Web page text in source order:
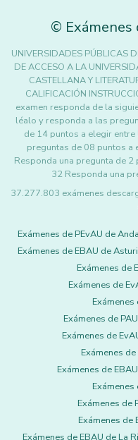
© Exámenes
UNIVERSIDADES PÚBLICAS
DE ACCESO A LA
CASTELLANA Y
CALIFICACIÓN
examen responda de la
léalo y responda a las
de 14 puntos a elegir
preguntas de 08 puntos
Responda una pregunta de
32 Responda una
37.277.803 exámenes
Exámenes de PEvAU de
Exámenes de EBAU de
Exámenes de
Exámenes de
Exámenes
Exámenes de
Exámenes de
Exámenes
Exámenes de
Exámenes de
Exámenes de
Exámenes de EBAU de La